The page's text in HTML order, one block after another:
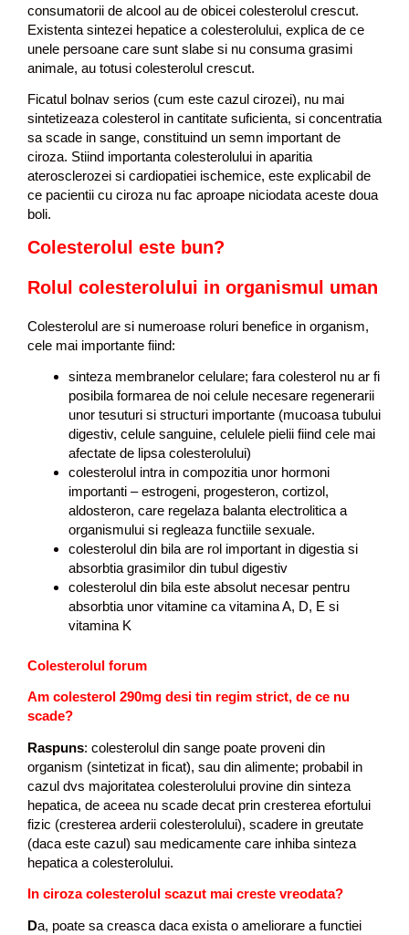
consumatorii de alcool au de obicei colesterolul crescut.
Existenta sintezei hepatice a colesterolului, explica de ce
unele persoane care sunt slabe si nu consuma grasimi
animale, au totusi colesterolul crescut.
Ficatul bolnav serios (cum este cazul cirozei), nu mai
sintetizeaza colesterol in cantitate suficienta, si concentratia
sa scade in sange, constituind un semn important de
ciroza. Stiind importanta colesterolului in aparitia
aterosclerozei si cardiopatiei ischemice, este explicabil de
ce pacientii cu ciroza nu fac aproape niciodata aceste doua
boli.
Colesterolul este bun?
Rolul colesterolului in organismul uman
Colesterolul are si numeroase roluri benefice in organism,
cele mai importante fiind:
sinteza membranelor celulare; fara colesterol nu ar fi
posibila formarea de noi celule necesare regenerarii
unor tesuturi si structuri importante (mucoasa tubului
digestiv, celule sanguine, celulele pielii fiind cele mai
afectate de lipsa colesterolului)
colesterolul intra in compozitia unor hormoni
importanti – estrogeni, progesteron, cortizol,
aldosteron, care regelaza balanta electrolitica a
organismului si regleaza functiile sexuale.
colesterolul din bila are rol important in digestia si
absorbtia grasimilor din tubul digestiv
colesterolul din bila este absolut necesar pentru
absorbtia unor vitamine ca vitamina A, D, E si
vitamina K
Colesterolul forum
Am colesterol 290mg desi tin regim strict, de ce nu
scade?
Raspuns: colesterolul din sange poate proveni din
organism (sintetizat in ficat), sau din alimente; probabil in
cazul dvs majoritatea colesterolului provine din sinteza
hepatica, de aceea nu scade decat prin cresterea efortului
fizic (cresterea arderii colesterolului), scadere in greutate
(daca este cazul) sau medicamente care inhiba sinteza
hepatica a colesterolului.
In ciroza colesterolul scazut mai creste vreodata?
Da, poate sa creasca daca exista o ameliorare a functiei